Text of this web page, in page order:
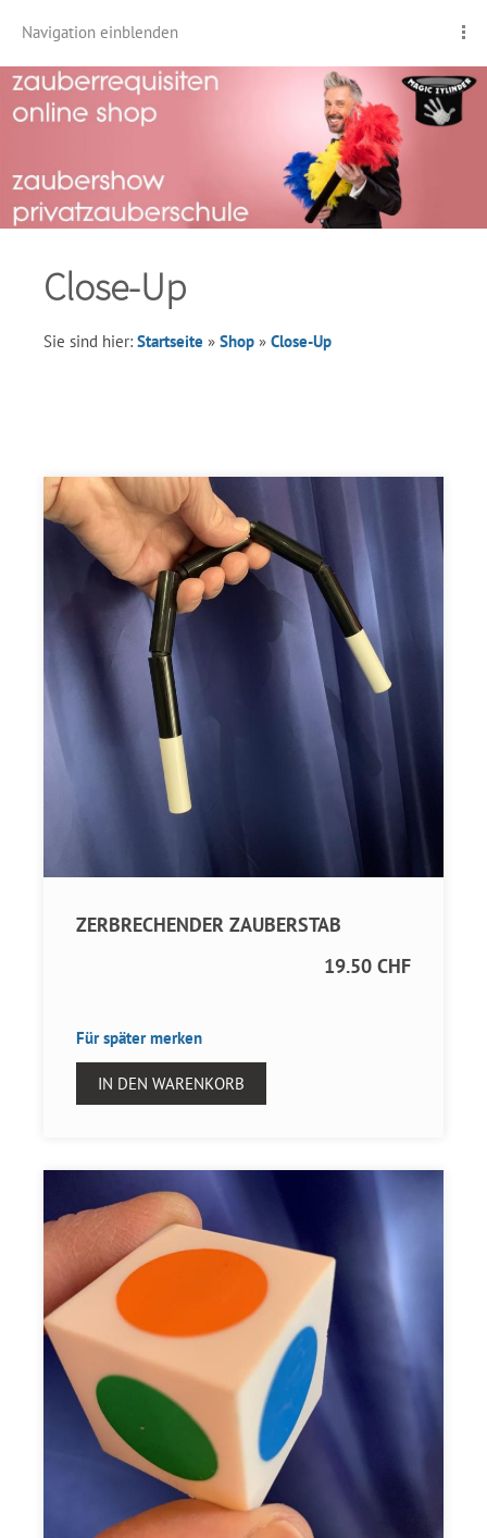
Navigation einblenden
Close-Up
Sie sind hier: Startseite » Shop » Close-Up
ZERBRECHENDER ZAUBERSTAB
19.50 CHF
Für später merken
IN DEN WARENKORB